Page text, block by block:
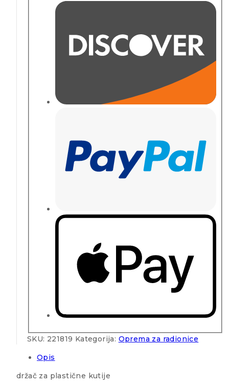
SKU: 221819 Kategorija: Oprema za radionice
Opis
držač za plastične kutije